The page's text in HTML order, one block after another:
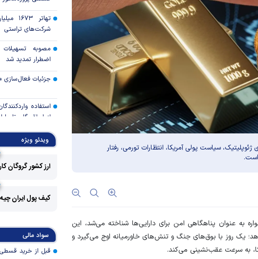
سیاست پولی آمریکا، انتظارات تورمی، رفتار
است.
به عنوان پناهگاهی امن برای دارایی‌ها شناخته می‌شد، این
یک روز با بوق‌های جنگ و تنش‌های خاورمیانه اوج می‌گیرد و
به سرعت عقب‌نشینی می‌کند.
تهاتر
شرکت‌های تراستی
مصوبه
اضطرار تمدید شد
جزئیات فعال‌سازی
استفاده
رالی وال‌استریت،
جهان با
پروژه‌ها در اولویت
اولویت‌های
اقتصاد جنگی
ویدئو ویژه
ارز کشور گروگان
کیف پول ایران
سواد مالی